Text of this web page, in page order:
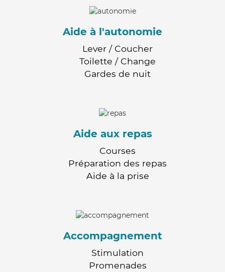
Aide à l'autonomie
Lever / Coucher
Toilette / Change
Gardes de nuit
Aide aux repas
Courses
Préparation des repas
Aide à la prise
Accompagnement
Stimulation
Promenades